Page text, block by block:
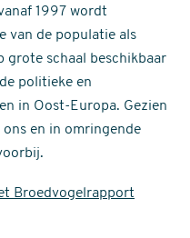
1997 wordt
van de populatie als
grote schaal beschikbaar
politieke en
in Oost-Europa. Gezien
en in omringende
Broedvogelrapport